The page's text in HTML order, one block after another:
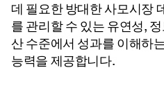
데 필요한 방대한 사모시장
를 관리할 수 있는 유연성,
산 수준에서 성과를 이해하
능력을 제공합니다.